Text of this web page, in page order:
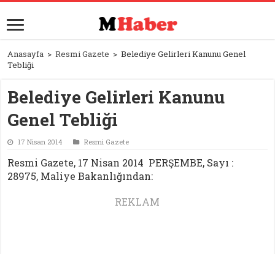
Anasayfa > Resmi Gazete > Belediye Gelirleri Kanunu Genel
Tebliği
Belediye Gelirleri Kanunu
Genel Tebliği
17 Nisan 2014 Resmi Gazete
Resmi Gazete, 17 Nisan 2014 PERŞEMBE, Sayı :
28975, Maliye Bakanlığından:
REKLAM